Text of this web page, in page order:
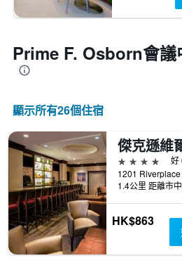
Prime F. Osborn會議
顯示所有26​個住宿
4星級
好
1.4公里 距離市
HK$863